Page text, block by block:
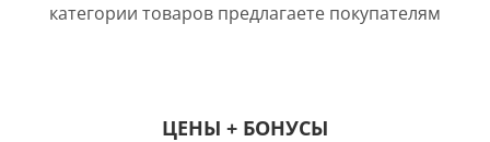
категории товаров предлагаете покупателям
ЦЕНЫ + БОНУСЫ